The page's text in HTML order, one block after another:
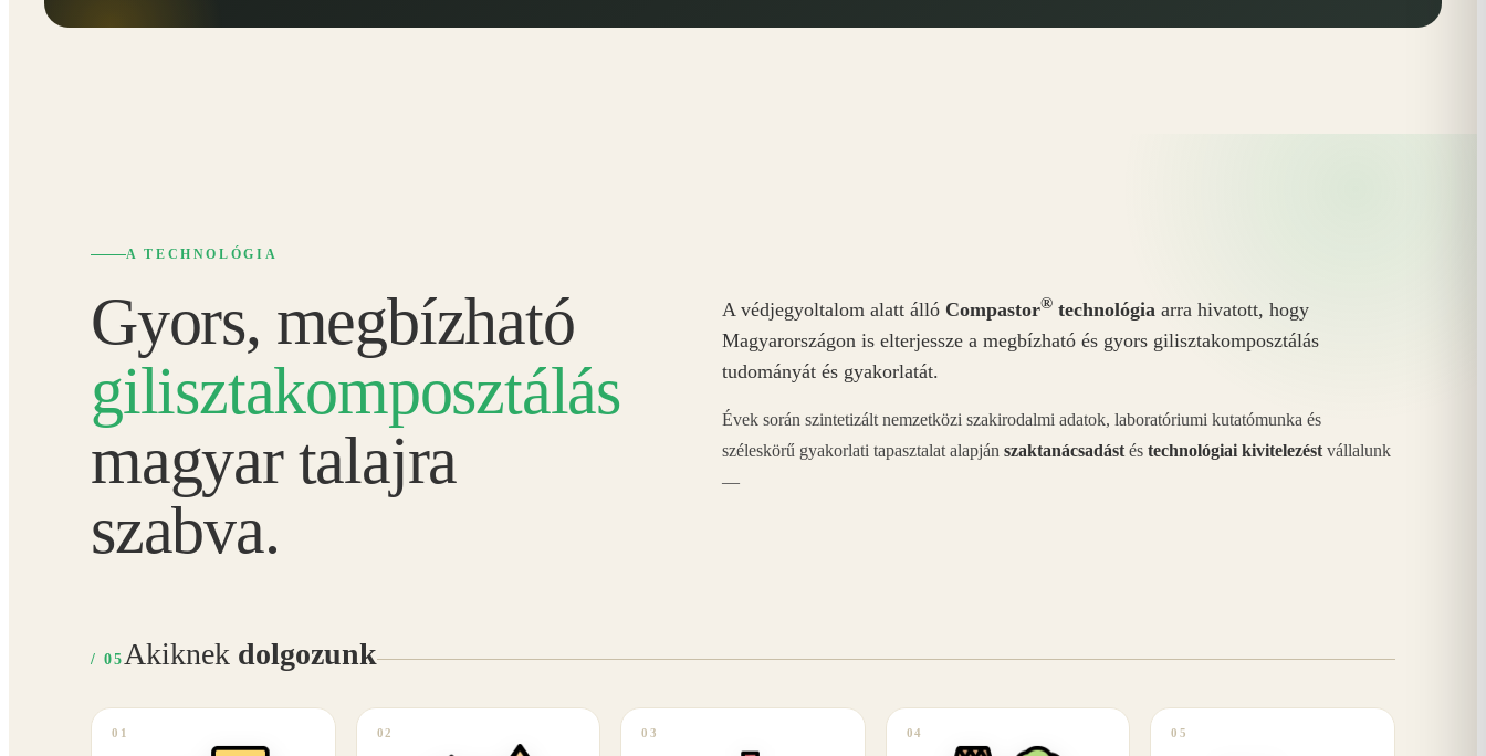
A TECHNOLÓGIA
Gyors, megbízható
gilisztakomposztálás
magyar talajra
szabva.
A védjegyoltalom alatt álló Compastor® technológia arra hivatott, hogy
Magyarországon is elterjessze a megbízható és gyors gilisztakomposztálás
tudományát és gyakorlatát.
Évek során szintetizált nemzetközi szakirodalmi adatok, laboratóriumi kutatómunka és
széleskörű gyakorlati tapasztalat alapjánszaktanácsadást és technológiai kivitelezést vállalunk
—
/ 05 Akiknek dolgozunk
01 02 03 04 05